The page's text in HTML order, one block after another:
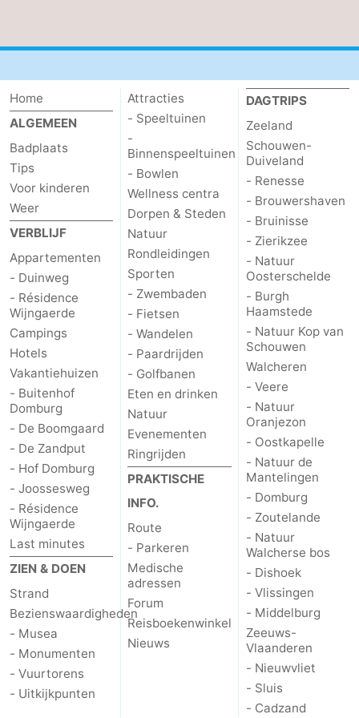
Schouwen
Natuur
-
Natuur
de
-
Domburg
-
Natuur
Walcherse
bos
-
Dishoek
-
Vlissingen
-
Middelburg
Zeeuws-
Vlaanderen
-
Nieuwvliet
Sluis
Cadzand
-
Natuur
Zwin
Weer
Contact
Home
ALGEMEEN
Badplaats
Tips
Voor kinderen
Weer
VERBLIJF
Appartementen
- Duinweg
- Résidence
Wijngaerde
Campings
Hotels
Vakantiehuizen
- Buitenhof
Domburg
- De Boomgaard
- De Zandput
- Hof Domburg
- Joossesweg
- Résidence
Wijngaerde
Last minutes
ZIEN & DOEN
Strand
Bezienswaardigheden
- Musea
- Monumenten
- Vuurtorens
- Uitkijkpunten
Attracties
- Speeltuinen
-
Binnenspeeltuinen
- Bowlen
Wellness centra
Dorpen & Steden
Natuur
Rondleidingen
Sporten
- Zwembaden
- Fietsen
- Wandelen
- Paardrijden
- Golfbanen
Eten en drinken
Natuur
Evenementen
Ringrijden
PRAKTISCHE
INFO.
Route
- Parkeren
Medische
adressen
Forum
Reisboekenwinkel
Nieuws
DAGTRIPS
Zeeland
Schouwen-
Duiveland
- Renesse
- Brouwershaven
- Bruinisse
- Zierikzee
- Natuur
Oosterschelde
- Burgh
Haamstede
- Natuur Kop van
Schouwen
Walcheren
- Veere
- Natuur
Oranjezon
- Oostkapelle
- Natuur de
Mantelingen
- Domburg
- Zoutelande
- Natuur
Walcherse bos
- Dishoek
- Vlissingen
- Middelburg
Zeeuws-
Vlaanderen
- Nieuwvliet
- Sluis
- Cadzand